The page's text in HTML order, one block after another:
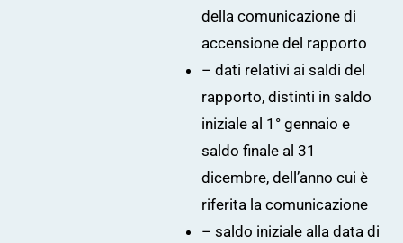
della comunicazione di
accensione del rapporto
– dati relativi ai saldi del
rapporto, distinti in saldo
iniziale al 1° gennaio e
saldo finale al 31
dicembre, dell’anno cui è
riferita la comunicazione
– saldo iniziale alla data di